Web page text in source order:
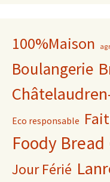
100%Maison
Boulangerie
Eco responsable
Foody Bread
Jour Férié